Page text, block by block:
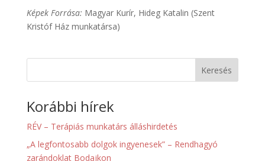
Képek Forrása: Magyar Kurír, Hideg Katalin (Szent
Kristóf Ház munkatársa)
Keresés
Korábbi hírek
RÉV – Terápiás munkatárs álláshirdetés
„A legfontosabb dolgok ingyenesek” – Rendhagyó
zarándoklat Bodajkon